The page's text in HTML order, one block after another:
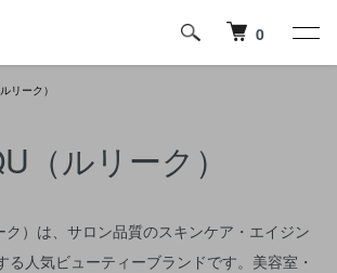
0
リーク）
（ルリーク）
ク）は、サロン品質のスキンケア・エイジン
る人気ビューティーブランドです。美容室・